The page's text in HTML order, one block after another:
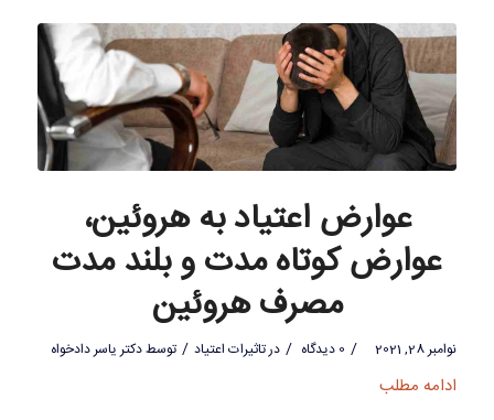
عوارض اعتیاد به هروئین،
عوارض کوتاه مدت و بلند مدت
مصرف هروئین
نوامبر 28, 2021 / 0 دیدگاه / درتاثیرات اعتیاد / توسطدکتر یاسر دادخواه
ادامه مطلب